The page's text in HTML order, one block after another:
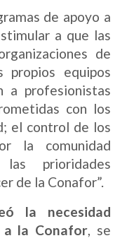
de apoyo a
a que las
de
propios equipos
a profesionistas
con los
el control de los
la comunidad
prioridades
de la Conafor”.
la necesidad
la Conafor, se